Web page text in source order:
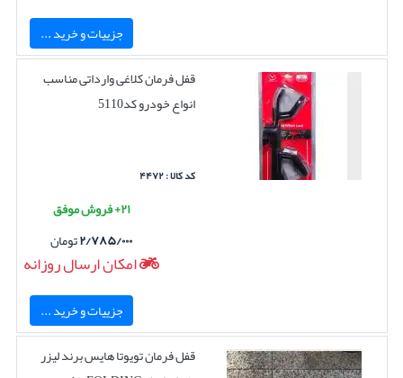
جزییات و خرید ...
قفل فرمان کلاغی وارداتی مناسب
انواع خودرو کد5110
کد کالا : ۴۴۷۲
۲۱+ فروش موفق
۲/۷۸۵/۰۰۰تومان
امکان ارسال روزانه
جزییات و خرید ...
قفل فرمان تویوتا هایس برند لیزر